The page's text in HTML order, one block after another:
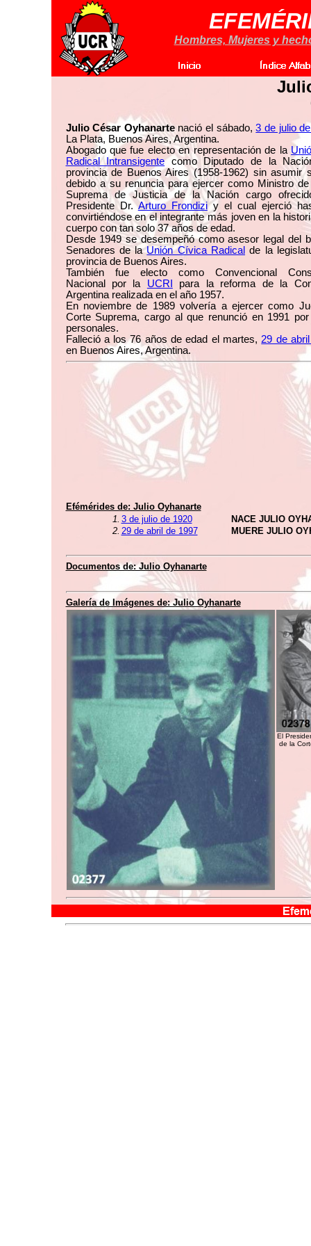
Hombres, Mujeres y
Julio César Oyhanartenació el sábado,3 de julio
La Plata, Buenos Aires, Argentina.
Abogado que fue electo en representación de la
Radical Intransigentecomo Diputado de la
provincia de Buenos Aires (1958-1962) sin asumir
debido a su renuncia para ejercer como Ministro
Suprema de Justicia de la Nación cargo
Presidente Dr.Arturo Frondiziy el cual ejerció
convirtiéndose en el integrante más joven en la
cuerpo con tan solo 37 años de edad.
Desde 1949 se desempeñó como asesor legal del
Senadores de laUnión Cívica Radical de la
provincia de Buenos Aires.
También fue electo como Convencional
Nacional por la UCRI
para la reforma de la
Argentina realizada en el año 1957.
En noviembre de 1989 volvería a ejercer como
Corte Suprema, cargo al que renunció en 1991
personales.
Falleció a los 76 años de edad el martes, 29 de
en Buenos Aires, Argentina.
Efémérides de: Julio Oyhanarte
1. 3 de julio de 1920
NACE JULIO
2. 29 de abril de 1997 MUERE JULIO
Documentos de: Julio Oyhanarte
Galería de Imágenes de: Julio Oyhanarte
El
de la